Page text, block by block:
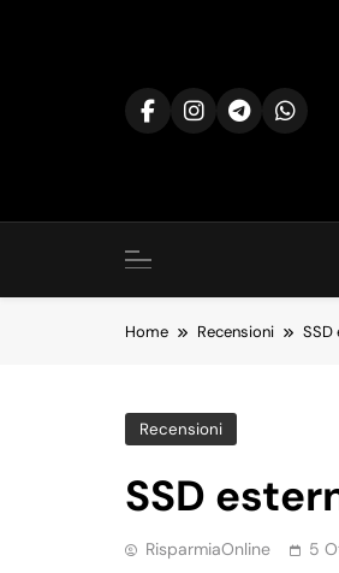
Home Recensioni SSD
Recensioni
SSD
RisparmiaOnline 5